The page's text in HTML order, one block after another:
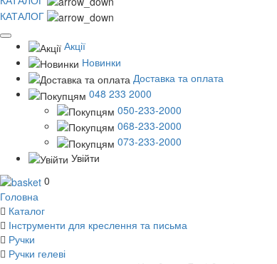
КАТАЛОГ
Акції
Новинки
Доставка та оплата
048 233 2000
050-233-2000
068-233-2000
073-233-2000
Увійти
0
Головна
Каталог
Інструменти для креслення та письма
Ручки
Ручки гелеві